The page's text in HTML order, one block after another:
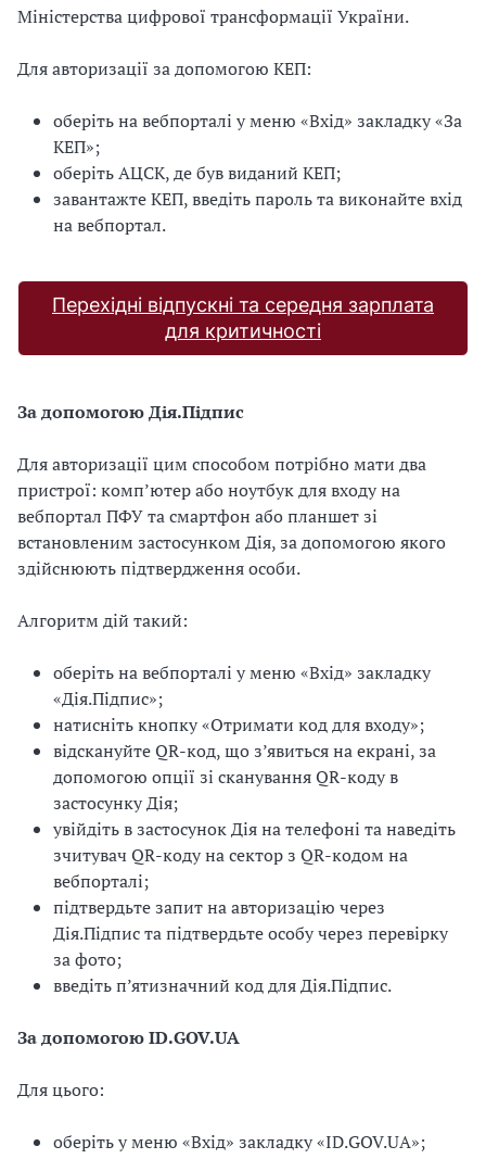
Міністерства цифрової трансформації України.
Для авторизації за допомогою КЕП:
оберіть на вебпорталі у меню «Вхід» закладку «За
КЕП»;
оберіть АЦСК, де був виданий КЕП;
завантажте КЕП, введіть пароль та виконайте вхід
на вебпортал.
Перехідні відпускні та середня зарплата
для критичності
За допомогою Дія.Підпис
Для авторизації цим способом потрібно мати два
пристрої: комп’ютер або ноутбук для входу на
вебпортал ПФУ та смартфон або планшет зі
встановленим застосунком Дія, за допомогою якого
здійснюють підтвердження особи.
Алгоритм дій такий:
оберіть на вебпорталі у меню «Вхід» закладку
«Дія.Підпис»;
натисніть кнопку «Отримати код для входу»;
відскануйте QR-код, що з’явиться на екрані, за
допомогою опції зі сканування QR-коду в
застосунку Дія;
увійдіть в застосунок Дія на телефоні та наведіть
зчитувач QR-коду на сектор з QR-кодом на
вебпорталі;
підтвердьте запит на авторизацію через
Дія.Підпис та підтвердьте особу через перевірку
за фото;
введіть п’ятизначний код для Дія.Підпис.
За допомогою ID.GOV.UA
Для цього:
оберіть у меню «Вхід» закладку «ID.GOV.UA»;